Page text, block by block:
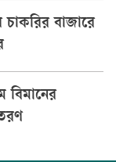
চাকরির বাজারে
বিমানের